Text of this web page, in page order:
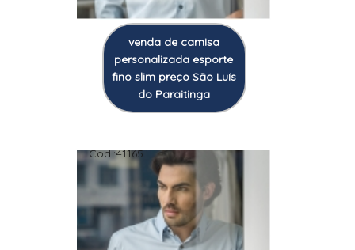
venda de camisa
personalizada esporte
fino slim preço São Luís
do Paraitinga
Cod.:41165